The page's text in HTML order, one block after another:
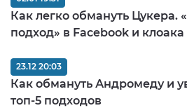
Как легко обмануть Цукера.
подход» в Facebook и
Как обмануть Андромеду и
топ-5 подходов
23.12 20:03